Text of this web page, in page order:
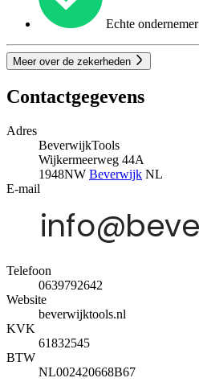
Echte ondernemer
Meer over de zekerheden
Contactgegevens
Adres
BeverwijkTools
Wijkermeerweg 44A
1948NW Beverwijk NL
E-mail
Telefoon
0639792642
Website
beverwijktools.nl
KVK
61832545
BTW
NL002420668B67